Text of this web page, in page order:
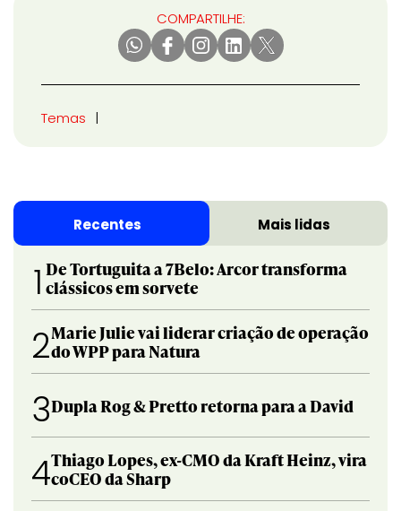
COMPARTILHE:
Temas
Recentes Mais lidas
1 De Tortuguita a 7Belo: Arcor transforma
clássicos em sorvete
2Marie Julie vai liderar criação de operação
do WPP para Natura
3Dupla Rog & Pretto retorna para a David
4Thiago Lopes, ex-CMO da Kraft Heinz, vira
coCEO da Sharp